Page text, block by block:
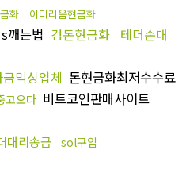
화 이더리움현금화
깨는법 검돈현금화 테더손대
금믹싱업체 돈현금화최저수수료
고오다 비트코인판매사이트
대리송금 sol구입